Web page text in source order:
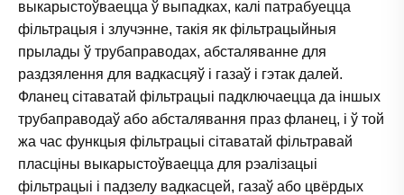
выкарыстоўваецца ў выпадках, калі патрабуецца
фільтрацыя і злучэнне, такія як фільтрацыйныя
прылады ў трубаправодах, абсталяванне для
раздзялення для вадкасцяў і газаў і гэтак далей.
Фланец сітаватай фільтрацыі падключаецца да іншых
трубаправодаў або абсталявання праз фланец, і ў той
жа час функцыя фільтрацыі сітаватай фільтравай
пласціны выкарыстоўваецца для рэалізацыі
фільтрацыі і падзелу вадкасцей, газаў або цвёрдых